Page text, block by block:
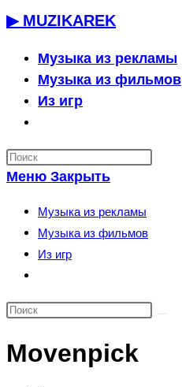
Перейти
содержимому
▶ MUZIKAREK
Музыка из рекламы
Музыка из фильмов
Из игр
по
веб-
сайту
Меню Закрыть
Музыка из рекламы
Музыка из фильмов
Из игр
по
сайту
Movenpick